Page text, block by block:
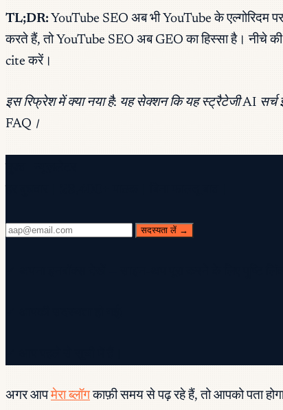
TL;DR: YouTube SEO अब भी YouTube के एल्गोरिदम
करते हैं, तो YouTube SEO अब GEO का हिस्सा है। नीचे
cite करें।
इस रिफ्रेश में क्या नया है: यह सेक्शन कि यह स्ट्रैटेजी AI
FAQ।
सदस्यता लें →
अगर आपमेरा ब्लॉगकाफ़ी समय से पढ़ रहे हैं, तो आपको पता